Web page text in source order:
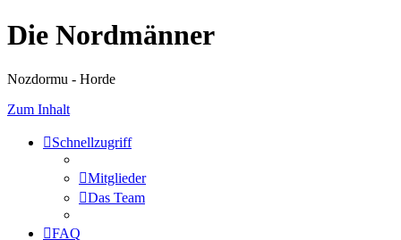
Die Nordmänner
Nozdormu - Horde
Zum Inhalt
Schnellzugriff
Mitglieder
Das Team
FAQ